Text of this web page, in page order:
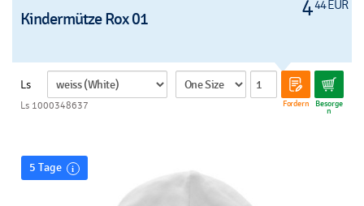
444 EUR
Kindermütze Rox 01
Ls
Fordern Besorge
n
Ls 1000348637
5 Tage